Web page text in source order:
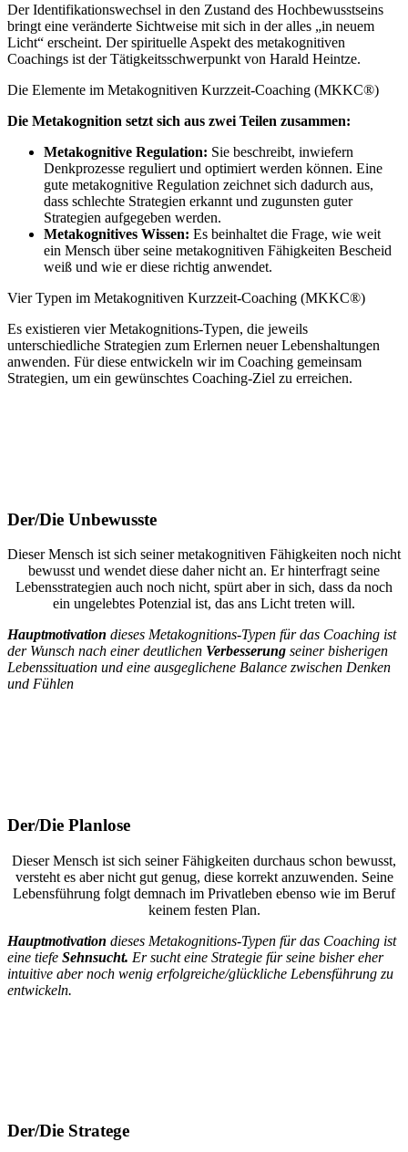
Der Identifikationswechsel in den Zustand des Hochbewusstseins
bringt eine veränderte Sichtweise mit sich in der alles „in neuem
Licht“ erscheint. Der spirituelle Aspekt des metakognitiven
Coachings ist der Tätigkeitsschwerpunkt von Harald Heintze.
Die Elemente im Metakognitiven Kurzzeit-Coaching (MKKC®)
Die Metakognition setzt sich aus zwei Teilen zusammen:
Metakognitive Regulation: Sie beschreibt, inwiefern
Denkprozesse reguliert und optimiert werden können. Eine
gute metakognitive Regulation zeichnet sich dadurch aus,
dass schlechte Strategien erkannt und zugunsten guter
Strategien aufgegeben werden.
Metakognitives Wissen: Es beinhaltet die Frage, wie weit
ein Mensch über seine metakognitiven Fähigkeiten Bescheid
weiß und wie er diese richtig anwendet.
Vier Typen im Metakognitiven Kurzzeit-Coaching (MKKC®)
Es existieren vier Metakognitions-Typen, die jeweils
unterschiedliche Strategien zum Erlernen neuer Lebenshaltungen
anwenden. Für diese entwickeln wir im Coaching gemeinsam
Strategien, um ein gewünschtes Coaching-Ziel zu erreichen.
Der/Die Unbewusste
Dieser Mensch ist sich seiner metakognitiven Fähigkeiten noch nicht
bewusst und wendet diese daher nicht an. Er hinterfragt seine
Lebensstrategien auch noch nicht, spürt aber in sich, dass da noch
ein ungelebtes Potenzial ist, das ans Licht treten will.
Hauptmotivation dieses Metakognitions-Typen für das Coaching ist
der Wunsch nach einer deutlichen Verbesserung seiner bisherigen
Lebenssituation und eine ausgeglichene Balance zwischen Denken
und Fühlen
Der/Die Planlose
Dieser Mensch ist sich seiner Fähigkeiten durchaus schon bewusst,
versteht es aber nicht gut genug, diese korrekt anzuwenden. Seine
Lebensführung folgt demnach im Privatleben ebenso wie im Beruf
keinem festen Plan.
Hauptmotivation dieses Metakognitions-Typen für das Coaching ist
eine tiefe Sehnsucht. Er sucht eine Strategie für seine bisher eher
intuitive aber noch wenig erfolgreiche/glückliche Lebensführung zu
entwickeln.
Der/Die Stratege